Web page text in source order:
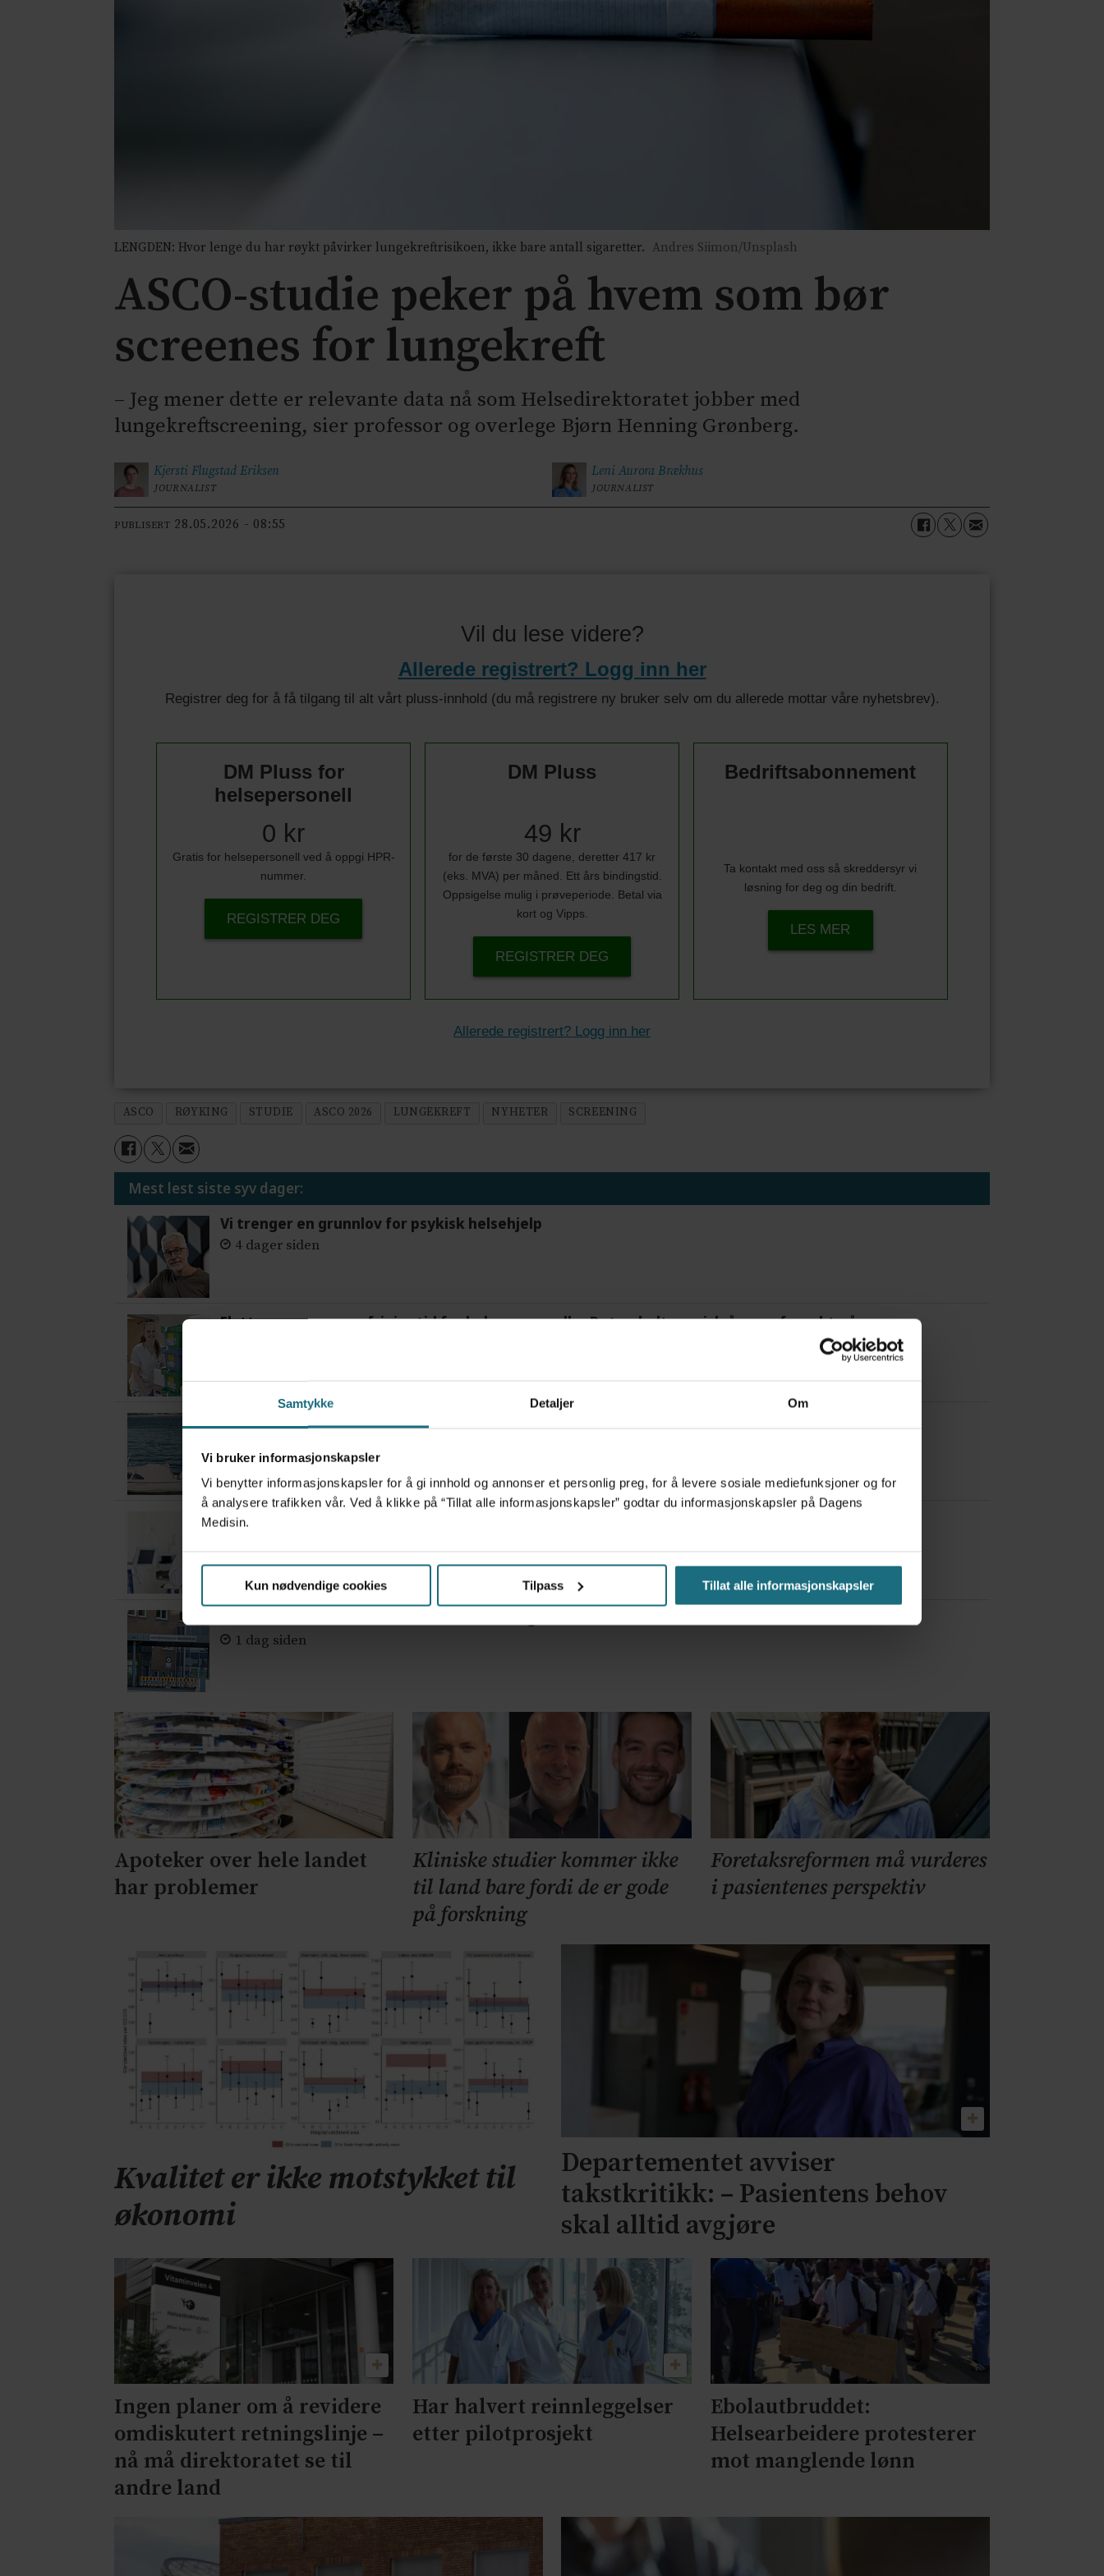
Samtykke Detaljer Om
Vi bruker informasjonskapsler
Vi benytter informasjonskapsler for å gi innhold og annonser et personlig preg, for å levere sosiale mediefunksjoner og for
å analysere trafikken vår. Ved å klikke på “Tillat alle informasjonskapsler” godtar du informasjonskapsler på Dagens
Medisin.
Kun nødvendige cookies Tilpass Tillat alle informasjonskapsler
LENGDEN: Hvor lenge du har røykt påvirker lungekreftrisikoen, ikke bare antall sigaretter. Andres Siimon/Unsplash
ASCO-studie peker på hvem som bør
screenes for lungekreft
– Jeg mener dette er relevante data nå som Helsedirektoratet jobber med
lungekreftscreening, sier professor og overlege Bjørn Henning Grønberg.
Kjersti Flugstad Eriksen
JOURNALIST
Leni Aurora Brækhus
JOURNALIST
PUBLISERT 28.05.2026 - 08:55
Vil du lese videre?
Allerede registrert? Logg inn her
Registrer deg for å få tilgang til alt vårt pluss-innhold (du må registrere ny bruker selv om du allerede mottar våre nyhetsbrev).
DM Pluss for
helsepersonell
0 kr
Gratis for helsepersonell ved å oppgi HPR-
nummer.
REGISTRER DEG
DM Pluss
49 kr
for de første 30 dagene, deretter 417 kr
(eks. MVA) per måned. Ett års bindingstid.
Oppsigelse mulig i prøveperiode. Betal via
kort og Vipps.
REGISTRER DEG
Bedriftsabonnement
Ta kontakt med oss så skreddersyr vi
løsning for deg og din bedrift.
LES MER
Allerede registrert? Logg inn her
ASCO RØYKING STUDIE ASCO 2026 LUNGEKREFT NYHETER SCREENING
Mest lest siste syv dager:
Vi trenger en grunnlov for psykisk helsehjelp
4 dager siden
Flytter oppgaver og frigjør tid for helsepersonell: – Det er helt magisk å være forvakt nå
Var alene på vakt i tre måneder – i en 16-fots motorbåt
– Etter en stund kom det frem at han døgnet før hadde drukket 25 vodka Red Bull
1 dag siden
Apoteker over hele landet
har problemer
Kliniske studier kommer ikke
til land bare fordi de er gode
på forskning
Foretaksreformen må vurderes
i pasientenes perspektiv
Kvalitet er ikke motstykket til
økonomi
Departementet avviser
takstkritikk: – Pasientens behov
skal alltid avgjøre
Ingen planer om å revidere
omdiskutert retningslinje –
nå må direktoratet se til
andre land
Har halvert reinnleggelser
etter pilotprosjekt
Ebolautbruddet:
Helsearbeidere protesterer
mot manglende lønn